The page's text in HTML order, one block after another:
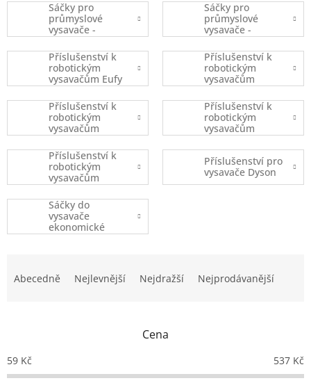
Sáčky pro
průmyslové
vysavače -
kusový prodej
Sáčky pro
průmyslové
vysavače -
balené
Příslušenství k
robotickým
vysavačům Eufy
Robovac
Příslušenství k
robotickým
vysavačům
iRobot
Příslušenství k
robotickým
vysavačům
Xiaomi
Příslušenství k
robotickým
vysavačům
Ecovacs
Příslušenství k
robotickým
vysavačům
(ostatní značky)
Příslušenství pro
vysavače Dyson
Sáčky do
vysavače
ekonomické
balení
p
r
Abecedně Nejlevnější Nejdražší Nejprodávanější
Cena
59 Kč 537 Kč